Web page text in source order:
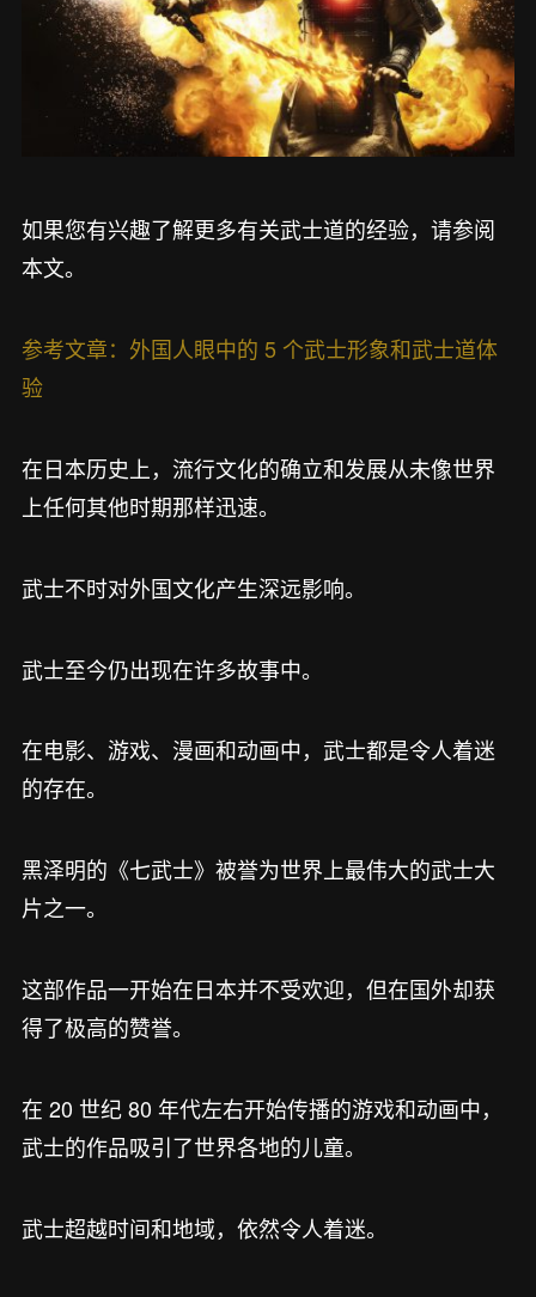
如果您有兴趣了解更多有关武士道的经验，请参阅
本文。
参考文章：外国人眼中的 5 个武士形象和武士道体
验
在日本历史上，流行文化的确立和发展从未像世界
上任何其他时期那样迅速。
武士不时对外国文化产生深远影响。
武士至今仍出现在许多故事中。
在电影、游戏、漫画和动画中，武士都是令人着迷
的存在。
黑泽明的《七武士》被誉为世界上最伟大的武士大
片之一。
这部作品一开始在日本并不受欢迎，但在国外却获
得了极高的赞誉。
在 20 世纪 80 年代左右开始传播的游戏和动画中，
武士的作品吸引了世界各地的儿童。
武士超越时间和地域，依然令人着迷。